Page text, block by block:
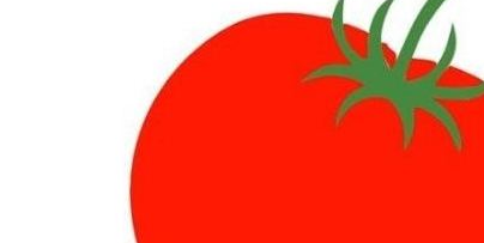
กำหนดต่างหรือ วัสดุที่ใช้
Record Of
Process Flow
Material,